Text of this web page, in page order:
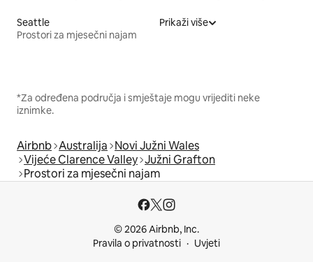
Seattle
Prostori za mjesečni najam
Prikaži više
*Za određena područja i smještaje mogu vrijediti neke
iznimke.
Airbnb Australija Novi Južni Wales
Vijeće Clarence Valley Južni Grafton
Prostori za mjesečni najam
© 2026 Airbnb, Inc.
Pravila o privatnosti
Uvjeti